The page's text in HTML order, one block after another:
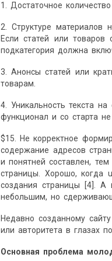
1. Достаточное
2. Структуре материалов
Если статей или
подкатегория должна
3. Анонсы статей или
товарам.
4. Уникальность текста
функционал и со старта
$15. Не корректное
содержание адресов
и понятней составлен,
страницы. Хорошо, когда
создания страницы [4]. А
небольшим, но
Недавно созданному
или авторитета в глазах
Основная проблема